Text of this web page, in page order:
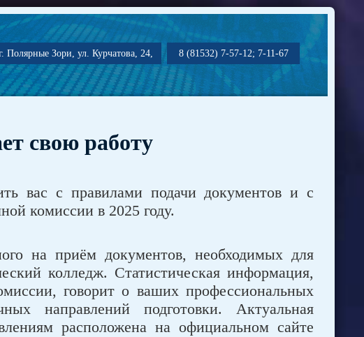
Полярные Зори, ул. Курчатова, 24, 8 (81532) 7-57-12; 7-11-67
свою работу
вас с правилами подачи документов и с
комиссии в 2025 году.
на приём документов, необходимых для
колледж. Статистическая информация,
говорит о ваших профессиональных
направлений подготовки. Актуальная
расположена на официальном сайте